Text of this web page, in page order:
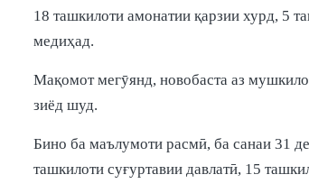
18 ташкилоти амонатии қарзии хурд, 5
медиҳад.
Мақомот мегӯянд, новобаста аз
зиёд шуд.
Бино ба маълумоти расмӣ, ба санаи 31
ташкилоти суғуртавии давлатӣ, 15